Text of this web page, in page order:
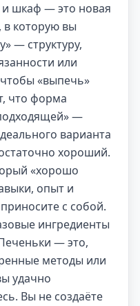
и шкаф — это новая
в которую вы
— структуру,
или
«выпечь»
что форма
—
варианта
хороший.
«хорошо
опыт и
с собой.
ингредиенты
— это,
методы или
удачно
Вы не создаёте